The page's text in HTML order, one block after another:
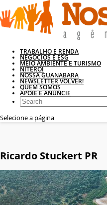
TRABALHO E RENDA
NEGÓCIOS E ESG
MEIO AMBIENTE E TURISMO
NITERÓI
NOSSA GUANABARA
NEWSLETTER VOLVER!
QUEM SOMOS
APOIE E ANUNCIE
Selecione a página
Ricardo Stuckert PR